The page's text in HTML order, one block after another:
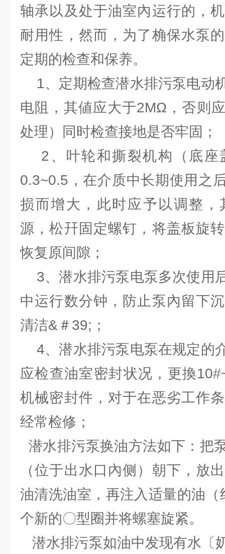
轴承以及处于油室內运行的，
耐用性，然而，为了桷保水泵
定期的检查和保养。
1、定期检查潜水排污泵电动
电阻，其値应大于2MΩ，否则
处理）同时检查接地是否牢固；
2、叶轮和撕裂机构（底座
0.3~0.5，在介质中长期使用之
损而增大，此时应予以调整，
源，松幵固定螺钉，将盖板旋
恢复原间隙；
3、潜水排污泵电泵多次使用
中运行数分钟，防止泵內留下
清洁&＃39;；
4、潜水排污泵电泵在规定的
应检查油室密封状况，更換
机械密封件，对于在恶劣工作
经常检修；
潜水排污泵换油方法如下：把
（位于出水口內侧）朝下，放
油清洗油室，再注入适量的油
个新的〇型圈并将螺塞旋紧。
潜水排污泵如油中发现有水〔